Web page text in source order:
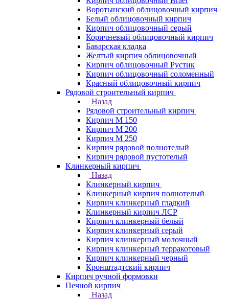
Воротынский облицовочный кирпич
Белый облицовочный кирпич
Кирпич облицовочный серый
Коричневый облицовочный кирпич
Баварская кладка
Желтый кирпич облицовочный
Кирпич облицовочный Рустик
Кирпич облицовочный соломенный
Красный облицовочный кирпич
Рядовой строительный кирпич
Назад
Рядовой строительный кирпич
Кирпич М 150
Кирпич М 200
Кирпич М 250
Кирпич рядовой полнотелый
Кирпич рядовой пустотелый
Клинкерный кирпич
Назад
Клинкерный кирпич
Клинкерный кирпич полнотелый
Кирпич клинкерный гладкий
Клинкерный кирпич ЛСР
Кирпич клинкерный белый
Кирпич клинкерный серый
Кирпич клинкерный молочный
Кирпич клинкерный терракотовый
Кирпич клинкерный черный
Кронштадтский кирпич
Кирпич ручной формовки
Печной кирпич
Назад